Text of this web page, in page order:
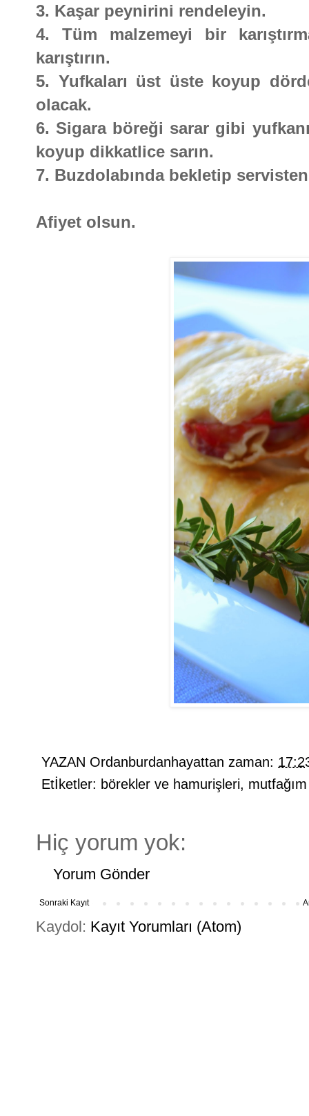
3. Kaşar peynirini rendeleyin.
4. Tüm malzemeyi bir
karıştırın.
5. Yufkaları üst üste koyup
olacak.
6. Sigara böreği sarar gibi
koyup dikkatlice sarın.
7. Buzdolabında bekletip
Afiyet olsun.
YAZAN Ordanburdanhayattan zaman:
Etİketler: börekler ve hamurişleri, mutfağım
Hiç yorum yok:
Yorum Gönder
Sonraki Kayıt
Kaydol: Kayıt Yorumları (Atom)